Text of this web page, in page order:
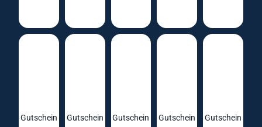
Gutschein Gutschein Gutschein Gutschein Gutschein